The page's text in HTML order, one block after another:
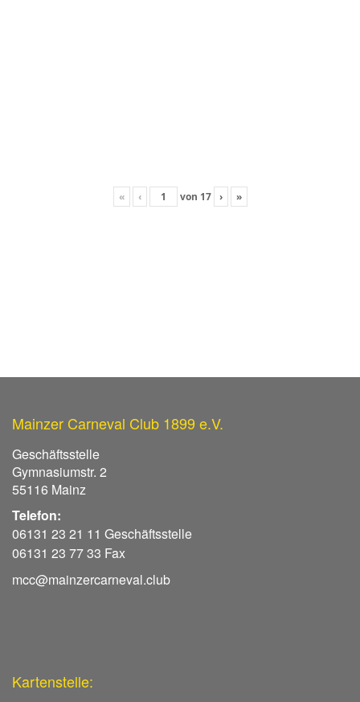
« ‹ von 17 › »
Mainzer Carneval Club 1899 e.V.
Geschäftsstelle
Gymnasiumstr. 2
55116 Mainz
Telefon:
06131 23 21 11 Geschäftsstelle
06131 23 77 33 Fax
mcc@mainzercarneval.club
Kartenstelle: